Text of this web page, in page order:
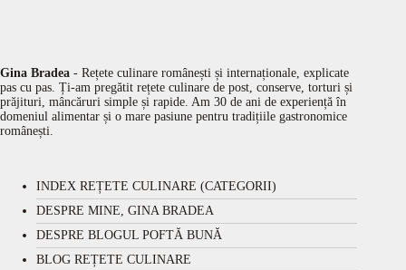
Gina Bradea - Rețete culinare românești și internaționale, explicate
pas cu pas. Ți-am pregătit rețete culinare de post, conserve, torturi și
prăjituri, mâncăruri simple și rapide. Am 30 de ani de experiență în
domeniul alimentar și o mare pasiune pentru tradițiile gastronomice
românești.
INDEX REȚETE CULINARE (CATEGORII)
DESPRE MINE, GINA BRADEA
DESPRE BLOGUL POFTĂ BUNĂ
BLOG REȚETE CULINARE